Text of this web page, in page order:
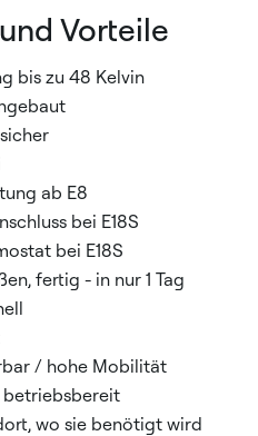
Vorteile
bis zu 48 Kelvin
ab E8
bei E18S
bei E18S
fertig - in nur 1 Tag
/ hohe Mobilität
betriebsbereit
wo sie benötigt wird